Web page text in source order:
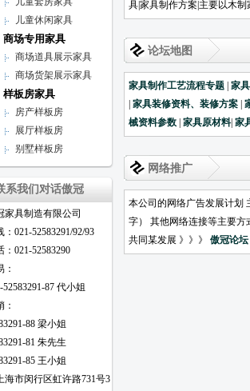
儿童休闲家具
商场专用家具
商场道具展示家具
商场货架展示家具
样板房家具
房产样板房
展厅样板房
别墅样板房
系我们对话傲冠
家具制造有限公司
：021-52583291/92/93
：021-52583290
：
52583291-87 代小姐
：
88 梁小姐
81 朱先生
85 王小姐
海市闵行区虹许路731号3
具|家具制作方案|主要以木
论坛地图
家具制作工艺流程专题 家
家具装修资料、装修方案
械资料参数 家具原材料 家
网络推广
本公司的网络广告发展计划
字） 其他网络连接等主要
共同某发展 》》》 傲冠论坛